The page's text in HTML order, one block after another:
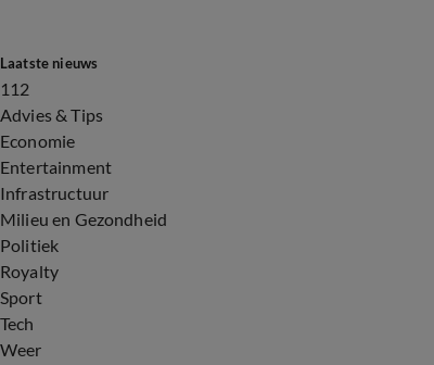
Laatste nieuws
112
Advies & Tips
Economie
Entertainment
Infrastructuur
Milieu en Gezondheid
Politiek
Royalty
Sport
Tech
Weer